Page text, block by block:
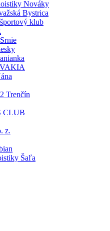
Nováky
Bystrica
klub
Trenčín
CLUB
z.
Šaľa